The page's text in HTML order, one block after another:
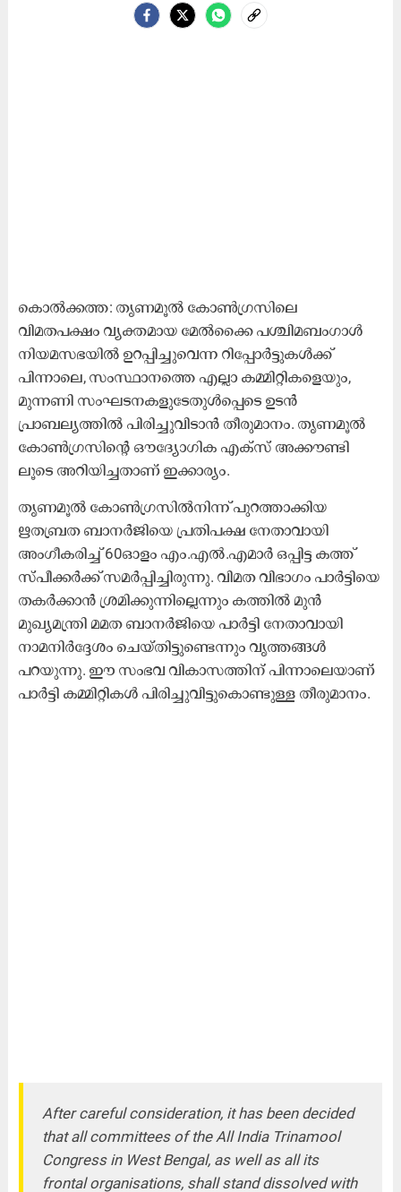
കൊൽക്കത്ത: തൃണമൂൽ കോൺഗ്രസിലെ
വിമതപക്ഷം വ്യക്തമായ മേൽക്കൈ പശ്ചിമബംഗാൾ
നിയമസഭയിൽ ഉറപ്പിച്ചുവെന്ന റിപ്പോർട്ടുകൾക്ക്
പിന്നാലെ, സംസ്ഥാനത്തെ എല്ലാ കമ്മിറ്റികളെയും,
മുന്നണി സംഘടനകളുടേതുൾപ്പെടെ ഉടൻ
പ്രാബല്യത്തിൽ പിരിച്ചുവിടാൻ തീരുമാനം. തൃണമൂൽ
കോൺഗ്രസിന്റെ ഔദ്യോഗിക എക്സ് അക്കൗണ്ടി​
ലൂടെ അറിയിച്ചതാണ് ഇക്കാര്യം.
തൃണമൂൽ കോൺഗ്രസിൽനിന്ന് പുറത്താക്കിയ
ഋതബ്രത ബാനർജിയെ പ്രതിപക്ഷ നേതാവായി
അംഗീകരിച്ച് 60ഓളം എം.എൽ.എമാർ ഒപ്പിട്ട കത്ത്
സ്പീക്കർക്ക് സമർപ്പിച്ചിരുന്നു. വിമത വിഭാഗം പാർട്ടിയെ
തകർക്കാൻ ശ്രമിക്കുന്നില്ലെന്നും കത്തിൽ മുൻ
മുഖ്യമന്ത്രി മമത ബാനർജിയെ പാർട്ടി നേതാവായി
നാമനിർദ്ദേശം ചെയ്തിട്ടുണ്ടെന്നും വൃത്തങ്ങൾ
പറയുന്നു. ഈ സംഭവ വികാസത്തിന് പിന്നാലെയാണ്
പാർട്ടി കമ്മിറ്റികൾ പിരിച്ചുവിട്ടുകൊണ്ടുള്ള തീരുമാനം.
After careful consideration, it has been decided
that all committees of the All India Trinamool
Congress in West Bengal, as well as all its
frontal organisations, shall stand dissolved with